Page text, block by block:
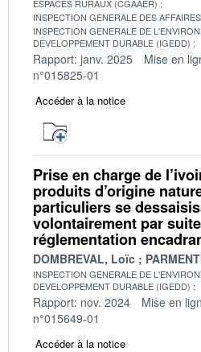
ESPACES RURAUX (CGAAER)
INSPECTION GENERALE DES
INSPECTION GENERALE DE
DEVELOPPEMENT DURABLE (IGEDD)
Rapport: janv. 2025 Mise en
n°015825-01
Accéder à la notice
Prise en charge de
produits d’origine
particuliers se
volontairement par
réglementation
DOMBREVAL, Loïc
INSPECTION GENERALE DE
DEVELOPPEMENT DURABLE (IGEDD)
Rapport: nov. 2024 Mise en
n°015649-01
Accéder à la notice